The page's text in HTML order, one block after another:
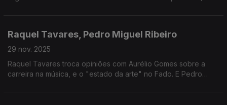
Raquel Tavares, Pedro Miguel Ribeiro
29 nov. 2025
Raquel Tavares troca opiniões com Aurélio Gomes sobre a
carreira na música, e o "estado da arte" no Fado. E Pedro